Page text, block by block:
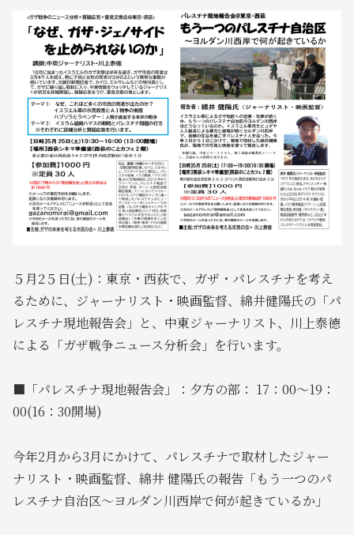
５月2５日(土)：東京・西荻で、ガザ・パレスチナを考え
るために、ジャーナリスト・映画監督、綿井健陽氏の「パ
レスチナ現地報告会」と、中東ジャーナリスト、川上泰徳
による「ガザ戦争ニュース分析会」を行います。
■「パレスチナ現地報告会」：夕方の部： 17：00〜19：
00(16：30開場)
今年2月から3月にかけて、パレスチナで取材したジャー
ナリスト・映画監督、綿井 健陽氏の報告「もう一つのパ
レスチナ自治区～ヨルダン川西岸で何が起きているか」